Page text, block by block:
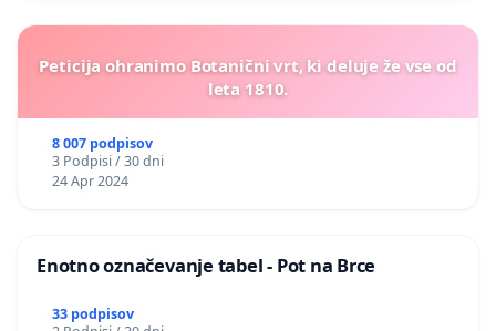
Peticija ohranimo Botanični vrt, ki deluje že vse od
leta 1810.
8 007 podpisov
3 Podpisi / 30 dni
24 Apr 2024
Enotno označevanje tabel - Pot na Brce
33 podpisov